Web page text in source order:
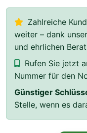
Zahlreiche
weiter – dank
und ehrlichen
Rufen Sie jetzt
Nummer für den
Günstiger
Stelle, wenn es